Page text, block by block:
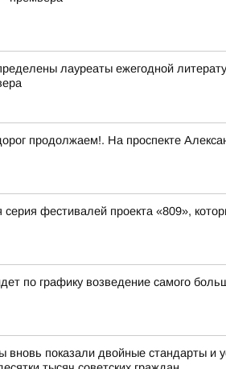
лауреаты ежегодной
продолжаем!. На проспекте
фестивалей проекта «809»,
по графику возведение самого
вновь показали двойные стандарты и